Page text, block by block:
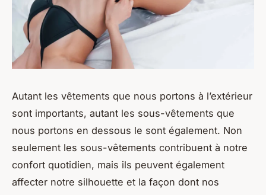
Autant les vêtements que nous portons à l’extérieur
sont importants, autant les sous-vêtements que
nous portons en dessous le sont également. Non
seulement les sous-vêtements contribuent à notre
confort quotidien, mais ils peuvent également
affecter notre silhouette et la façon dont nos